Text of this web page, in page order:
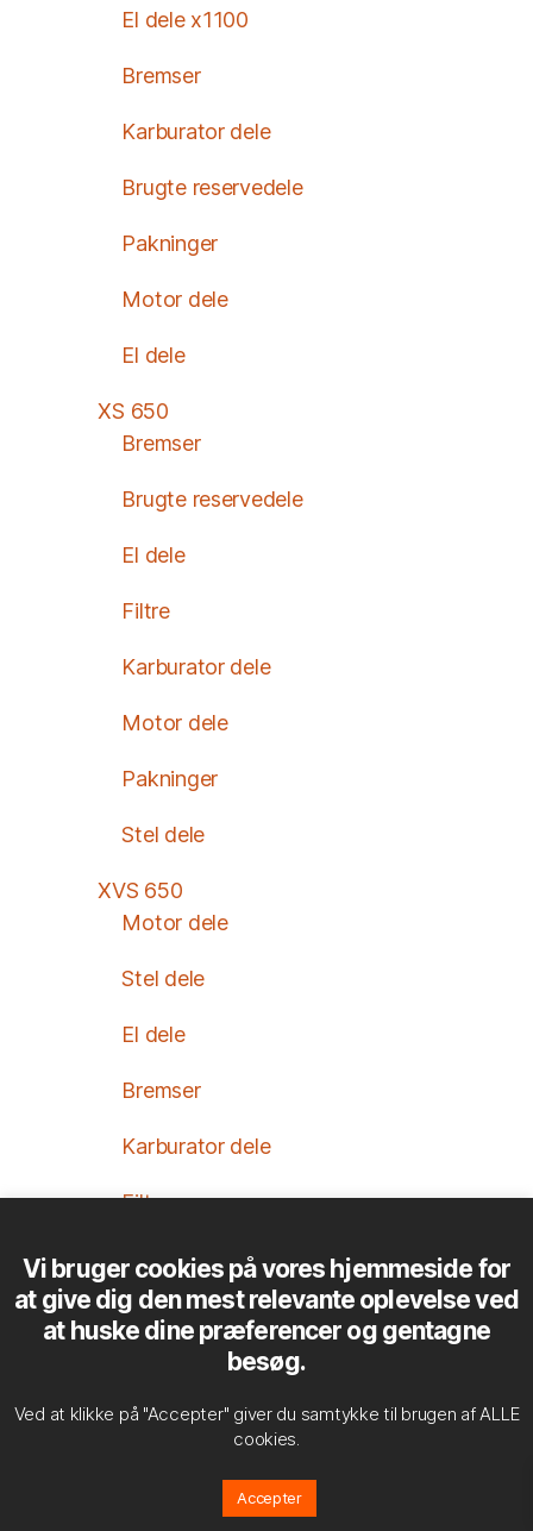
El dele x1100
Bremser
Karburator dele
Brugte reservedele
Pakninger
Motor dele
El dele
XS 650
Bremser
Brugte reservedele
El dele
Filtre
Karburator dele
Motor dele
Pakninger
Stel dele
XVS 650
Motor dele
Stel dele
El dele
Bremser
Karburator dele
Filtre
Brugte reservedele
Pakninger
reservedele Triumph
Scootere/knallerter til salg
Scootere/knallert
Vi bruger cookies på vores hjemmeside for
at give dig den mest relevante oplevelse ved
at huske dine præferencer og gentagne
besøg.
Ved at klikke på "Accepter" giver du samtykke til brugen af ​​ALLE
cookies.
Accepter